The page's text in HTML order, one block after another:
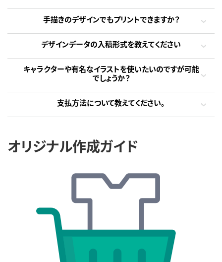
手描きのデザインでもプリントできますか？
デザインデータの入稿形式を教えてください
キャラクターや有名なイラストを使いたいのですが可能
でしょうか？
支払方法について教えてください。
オリジナル作成ガイド